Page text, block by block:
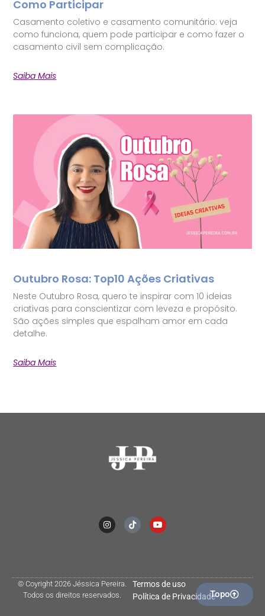
Como Participar
Casamento coletivo e casamento comunitário: veja
como funciona, quem pode participar e como fazer o
casamento civil sem complicação.
Saiba Mais
Outubro Rosa: Top10 Ações Criativas
Neste Outubro Rosa, quero te inspirar com 10 ideias
criativas para conscientizar com leveza e propósito.
São ações simples que espalham amor em cada
detalhe.
Saiba Mais
© Coyright 2026 Jéssica Pereira.
Todos os direitos reservados.
Termos de uso
Política de PrivacidadeTopo